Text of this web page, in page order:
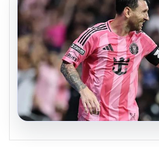
06.08.2026